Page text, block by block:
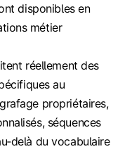
disponibles en
métier
réellement des
au
propriétaires,
séquences
du vocabulaire